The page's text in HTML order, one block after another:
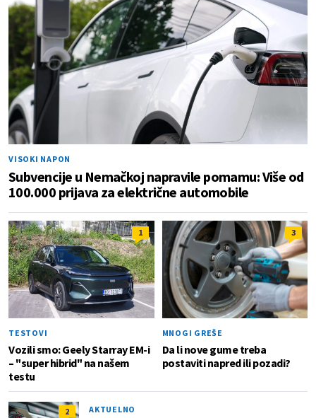
VISOKI NAPON
Subvencije u Nemačkoj napravile pomamu: Više od
100.000 prijava za električne automobile
1
TESTOVI
Vozili smo: Geely Starray EM-i
– "super hibrid" na našem
testu
3
MNOGI GREŠE
Da li nove gume treba
postaviti napred ili pozadi?
2 AKTUELNO